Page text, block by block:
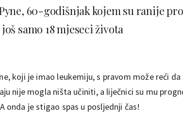
60-godišnjak kojem su ranije
još samo 18 mjeseci života
koji je imao leukemiju, s pravom može reći da
nije mogla ništa učiniti, a liječnici su mu
onda je stigao spas u posljednji čas!